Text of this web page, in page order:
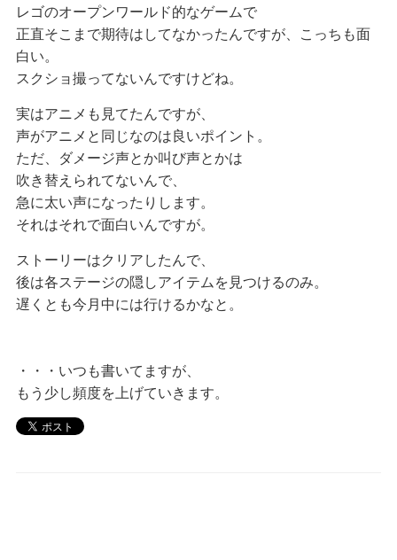
レゴのオープンワールド的なゲームで
正直そこまで期待はしてなかったんですが、こっちも面
白い。
スクショ撮ってないんですけどね。
実はアニメも見てたんですが、
声がアニメと同じなのは良いポイント。
ただ、ダメージ声とか叫び声とかは
吹き替えられてないんで、
急に太い声になったりします。
それはそれで面白いんですが。
ストーリーはクリアしたんで、
後は各ステージの隠しアイテムを見つけるのみ。
遅くとも今月中には行けるかなと。
・・・いつも書いてますが、
もう少し頻度を上げていきます。